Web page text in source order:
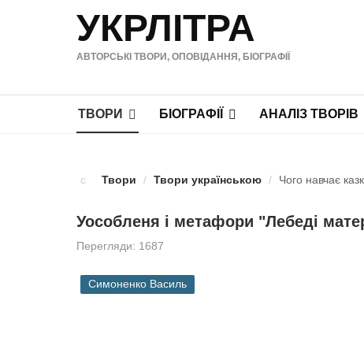
УКРЛІТРА
АВТОРСЬКІ ТВОРИ, ОПОВІДАННЯ, БІОГРАФІЇ
ТВОРИ БІОГРАФІЇ АНАЛІЗ ТВОРІВ
Твори / Твори українською / Чого навчає
Уособленя і метафори "Лебеді
Перегляди: 1687
Симоненко Василь